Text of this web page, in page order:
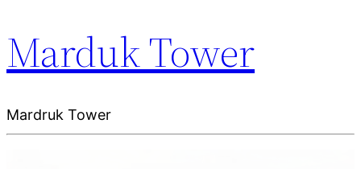
Marduk Tower
Mardruk Tower